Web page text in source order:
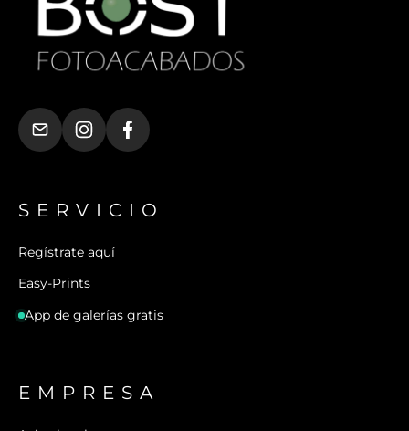
SERVICIO
Regístrate aquí
Easy-Prints
App de galerías gratis
EMPRESA